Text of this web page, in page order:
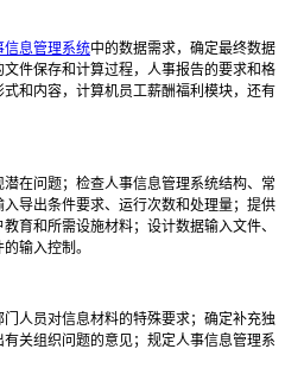
信息管理系统中的数据需求，确定最终数据
件保存和计算过程，人事报告的要求和格
和内容，计算机员工薪酬福利 模块， 还有
在问题；检查人事信息管理系统结构、常
入导出条件要求、运行次数和处理量；提供
育和所需设施材料；设计数据输入文件、
输入控制。
人员对信息材料的特殊要求；确定补充独
关组织问题的意见；规定人事信息管理系